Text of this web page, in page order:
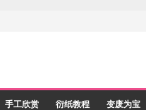
手工欣赏 衍纸教程 变废为宝